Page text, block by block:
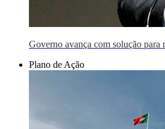
Governo avança com solução para
Plano de Ação